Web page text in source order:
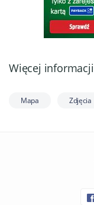
Więcej informacji
Mapa Zdjęcia